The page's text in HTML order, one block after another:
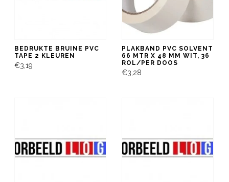
BEDRUKTE BRUINE PVC
TAPE 2 KLEUREN
€3,19
PLAKBAND PVC SOLVENT
66 MTR X 48 MM WIT, 36
ROL/PER DOOS
€3,28